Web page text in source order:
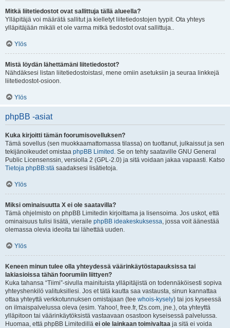
Mitkä liitetiedostot ovat sallittuja tällä alueella?
Ylläpitäjä voi määrätä sallitut ja kielletyt liitetiedostojen tyypit. Ota yhteys
ylläpitäjään mikäli et ole varma mitkä tiedostot ovat sallittuja..
Ylös
Mistä löydän lähettämäni liitetiedostot?
Nähdäksesi listan liitetiedostoistasi, mene omiin asetuksiin ja seuraa linkkejä
liitetiedostot-osioon.
Ylös
phpBB -asiat
Kuka kirjoitti tämän foorumisovelluksen?
Tämä sovellus (sen muokkaamattomassa tilassa) on tuottanut, julkaissut ja sen
tekijänoikeudet omistaa phpBB Limited . Se on tehty saataville GNU General
Public Licensenssin, versiolla 2 (GPL-2.0) ja sitä voidaan jakaa vapaasti. Katso
Tietoja phpBB:stä saadaksesi lisätietoja.
Ylös
Miksi ominaisuutta X ei ole saatavilla?
Tämä ohjelmisto on phpBB Limitedin kirjoittama ja lisensoima. Jos uskot, että
ominaisuus tulisi lisätä, vieraile phpBB ideakeskuksessa, jossa voit äänestää
olemassa olevia ideoita tai lähettää uuden.
Ylös
Keneen minun tulee olla yhteydessä väärinkäytöstapauksissa tai
lakiasioissa tähän foorumiin liittyen?
Kuka tahansa “Tiimi”-sivulla mainituista ylläpitäjistä on todennäköisesti sopiva
yhteyshenkilö valituksillesi. Jos et tätä kautta saa vastausta, sinun kannattaa
ottaa yhteyttä verkkotunnuksen omistajaan (tee whois-kysely) tai jos kyseessä
on ilmaispalvelussa oleva (esim. Yahoo!, free.fr, f2s.com, jne.), ota yhteyttä
ylläpitoon tai väärinkäytöksistä vastaavaan osastoon kyseisessä palvelussa.
Huomaa, että phpBB Limitedillä ei ole lainkaan toimivaltaa ja sitä ei voida